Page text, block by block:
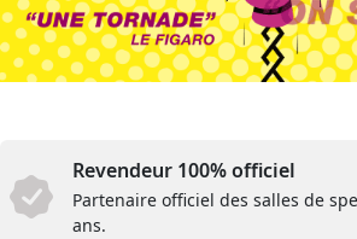
Revendeur 100% officiel
Partenaire officiel des salles de
ans.